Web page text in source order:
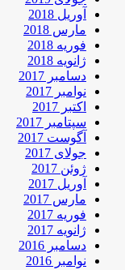
آوریل 2018
مارس 2018
فوریه 2018
ژانویه 2018
دسامبر 2017
نوامبر 2017
اکتبر 2017
سپتامبر 2017
آگوست 2017
جولای 2017
ژوئن 2017
آوریل 2017
مارس 2017
فوریه 2017
ژانویه 2017
دسامبر 2016
نوامبر 2016